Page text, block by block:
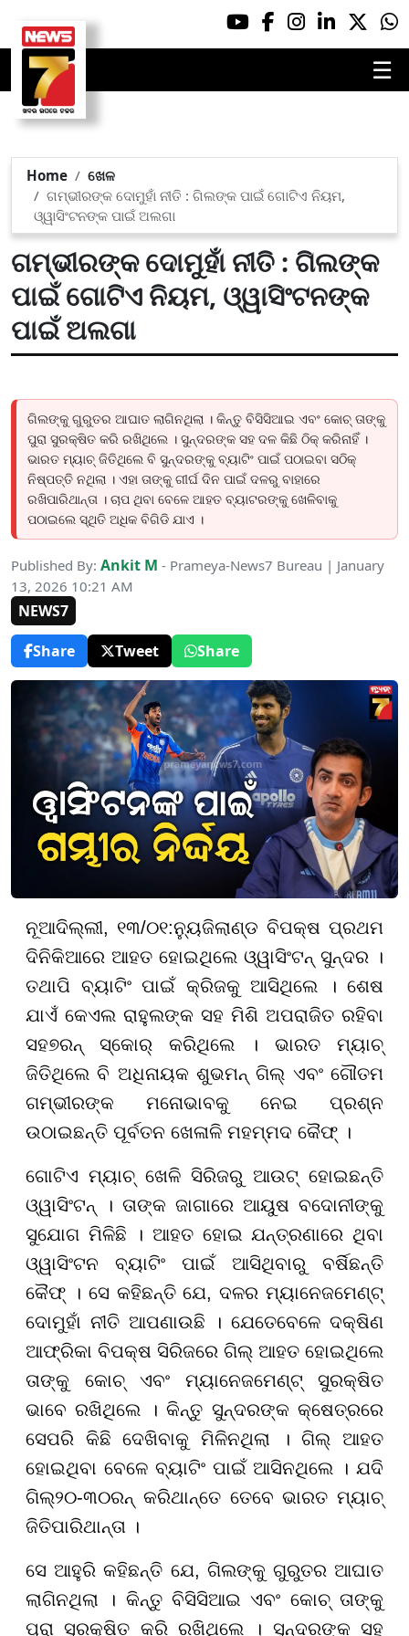
☰
Home
ଖେଳ
ଗମ୍ଭୀରଙ୍କ ଦୋମୁହାଁ ନୀତି : ଗିଲଙ୍କ ପାଇଁ ଗୋଟିଏ ନିୟମ,
ଓ୍ୱାସିଂଟନଙ୍କ ପାଇଁ ଅଲଗା
ଗମ୍ଭୀରଙ୍କ ଦୋମୁହାଁ ନୀତି : ଗିଲଙ୍କ
ପାଇଁ ଗୋଟିଏ ନିୟମ, ଓ୍ୱାସିଂଟନଙ୍କ
ପାଇଁ ଅଲଗା
ଗିଲଙ୍କୁ ଗୁରୁତର ଆଘାତ ଲାଗିନଥିଲା । କିନ୍ତୁ ବିସିସିଆଇ ଏବଂ କୋଚ୍ ତାଙ୍କୁ
ପୁରା ସୁରକ୍ଷିତ କରି ରଖିଥିଲେ । ସୁନ୍ଦରଙ୍କ ସହ ଦଳ କିଛି ଠିକ୍ କରିନାହିଁ ।
ଭାରତ ମ୍ୟାଚ୍ ଜିତିଥିଲେ ବି ସୁନ୍ଦରଙ୍କୁ ବ୍ୟାଟିଂ ପାଇଁ ପଠାଇବା ସଠିକ୍
ନିଷ୍ପତ୍ତି ନଥିଲା । ଏହା ତାଙ୍କୁ ଗୀର୍ଘ ଦିନ ପାଇଁ ଦଳରୁ ବାହାରେ
ରଖିପାରିଥାନ୍ତା । ଚାପ ଥିବା ବେଳେ ଆହତ ବ୍ୟାଟରଙ୍କୁ ଖେଳିବାକୁ
ପଠାଇଲେ ସ୍ଥିତି ଅଧିକ ବିଗିଡି ଯାଏ ।
Published By: Ankit M - Prameya-News7 Bureau | January
13, 2026 10:21 AM
NEWS7
Share
Tweet Share
ନୂଆଦିଲ୍ଲୀ, ୧୩/୦୧:ନ୍ୟୁଜିଲାଣ୍ଡ ବିପକ୍ଷ ପ୍ରଥମ
ଦିନିକିଆରେ ଆହତ ହୋଇଥିଲେ ଓ୍ୱାସିଂଟନ୍ ସୁନ୍ଦର ।
ତଥାପି ବ୍ୟାଟିଂ ପାଇଁ କ୍ରିଜକୁ ଆସିଥିଲେ । ଶେଷ
ଯାଏଁ କେଏଲ ରାହୁଲଙ୍କ ସହ ମିଶି ଅପରାଜିତ ରହିବା
ସହ୭ରନ୍ ସ୍କୋର୍ କରିଥିଲେ । ଭାରତ ମ୍ୟାଚ୍
ଜିତିଥିଲେ ବି ଅଧିନାୟକ ଶୁଭମନ୍ ଗିଲ୍ ଏବଂ ଗୌତମ
ଗମ୍ଭୀରଙ୍କ ମନୋଭାବକୁ ନେଇ ପ୍ରଶ୍ନ
ଉଠାଇଛନ୍ତି ପୂର୍ବତନ ଖେଳାଳି ମହମ୍ମଦ କୈଫ୍ ।
ଗୋଟିଏ ମ୍ୟାଚ୍ ଖେଳି ସିରିଜରୁ ଆଉଟ୍ ହୋଇଛନ୍ତି
ଓ୍ୱାସିଂଟନ୍ । ତାଙ୍କ ଜାଗାରେ ଆୟୁଷ ବଦୋନୀଙ୍କୁ
ସୁଯୋଗ ମିଳିଛି । ଆହତ ହୋଇ ଯନ୍ତ୍ରଣାରେ ଥିବା
ଓ୍ୱାସିଂଟନ ବ୍ୟାଟିଂ ପାଇଁ ଆସିଥିବାରୁ ବର୍ଷିଛନ୍ତି
କୈଫ୍ । ସେ କହିଛନ୍ତି ଯେ, ଦଳର ମ୍ୟାନେଜମେଣ୍ଟ୍
ଦୋମୁହାଁ ନୀତି ଆପଣାଉଛି । ଯେତେବେଳେ ଦକ୍ଷିଣ
ଆଫ୍ରିକା ବିପକ୍ଷ ସିରିଜରେ ଗିଲ୍ ଆହତ ହୋଇଥିଲେ
ତାଙ୍କୁ କୋଚ୍ ଏବଂ ମ୍ୟାନେଜମେଣ୍ଟ୍ ସୁରକ୍ଷିତ
ଭାବେ ରଖିଥିଲେ । କିନ୍ତୁ ସୁନ୍ଦରଙ୍କ କ୍ଷେତ୍ରରେ
ସେପରି କିଛି ଦେଖିବାକୁ ମିଳିନଥିଲା । ଗିଲ୍ ଆହତ
ହୋଇଥିବା ବେଳେ ବ୍ୟାଟିଂ ପାଇଁ ଆସିନଥିଲେ । ଯଦି
ଗିଲ୍୨୦-୩୦ରନ୍ କରିଥାନ୍ତେ ତେବେ ଭାରତ ମ୍ୟାଚ୍
ଜିତିପାରିଥାନ୍ତା ।
ସେ ଆହୁରି କହିଛନ୍ତି ଯେ, ଗିଲଙ୍କୁ ଗୁରୁତର ଆଘାତ
ଲାଗିନଥିଲା । କିନ୍ତୁ ବିସିସିଆଇ ଏବଂ କୋଚ୍ ତାଙ୍କୁ
ପୁରା ସୁରକ୍ଷିତ କରି ରଖିଥିଲେ । ସୁନ୍ଦରଙ୍କ ସହ